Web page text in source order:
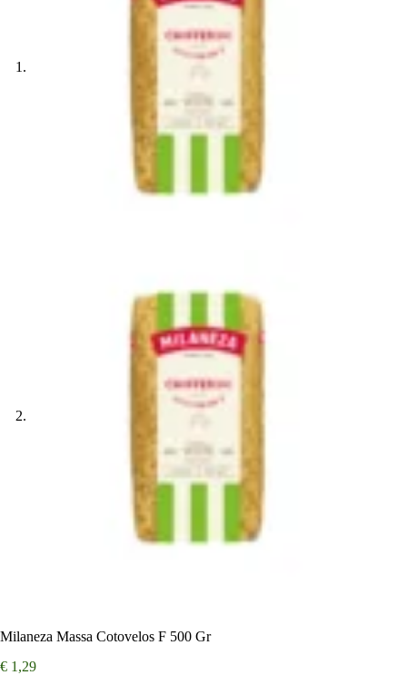
Milaneza Massa Cotovelos F 500 Gr
€ 1,29